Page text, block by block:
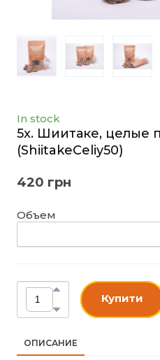
In stock
5x. Шиитаке, целые
(ShiitakeCeliy50)
420 грн
Объем
Купити
ОПИСАНИЕ